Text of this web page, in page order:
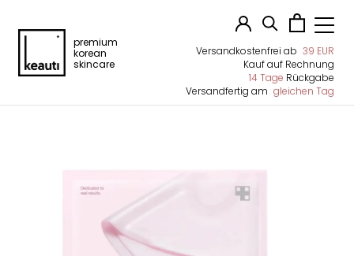
premium
korean
skincare
Versandkostenfrei ab 39 EUR
Kauf auf Rechnung
14 Tage Rückgabe
Versandfertig am gleichen Tag